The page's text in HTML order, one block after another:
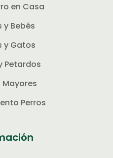
en Casa
y Bebés
y Gatos
Petardos
Mayores
Perros